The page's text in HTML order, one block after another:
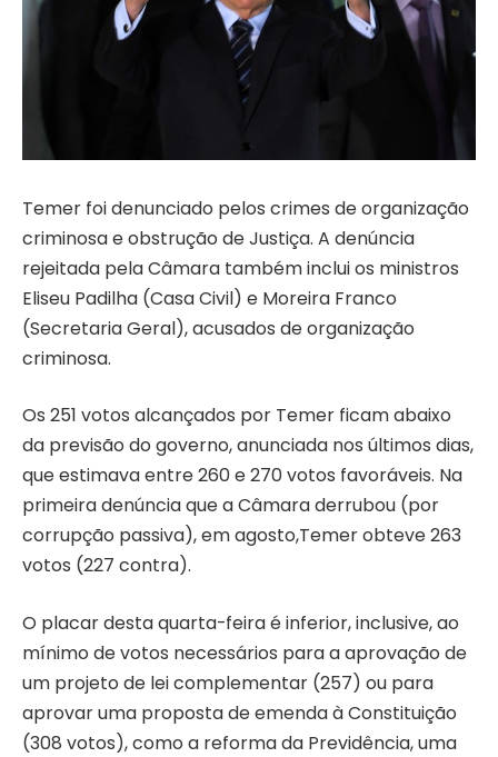
Temer foi denunciado pelos crimes de organização
criminosa e obstrução de Justiça. A denúncia
rejeitada pela Câmara também inclui os ministros
Eliseu Padilha (Casa Civil) e Moreira Franco
(Secretaria Geral), acusados de organização
criminosa.
Os 251 votos alcançados por Temer ficam abaixo
da previsão do governo, anunciada nos últimos dias,
que estimava entre 260 e 270 votos favoráveis. Na
primeira denúncia que a Câmara derrubou (por
corrupção passiva), em agosto,Temer obteve 263
votos (227 contra).
O placar desta quarta-feira é inferior, inclusive, ao
mínimo de votos necessários para a aprovação de
um projeto de lei complementar (257) ou para
aprovar uma proposta de emenda à Constituição
(308 votos), como a reforma da Previdência, uma